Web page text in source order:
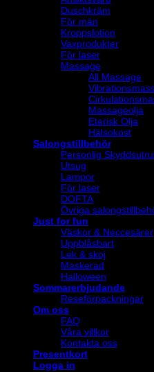
Duschkräm
För män
Kroppslotion
Vaxprodukter
För laser
Massage
All Massage
Massageolja
Eterisk Olja
Hälsokost
Salongstillbehör
Personlig
Utsug
Lampor
För laser
DOFTA
Övriga
Just for fun
Väskor & Neccesärer
Uppblåsbart
Lek & skoj
Maskerad
Halloween
Sommarerbjudande
Reseförpackningar
Om oss
FAQ
Våra villkor
Kontakta oss
Presentkort
Logga in